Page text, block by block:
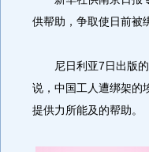
供帮助，争取使日前被
尼日利亚7日出版的
说，中国工人遭绑架的
提供力所能及的帮助。